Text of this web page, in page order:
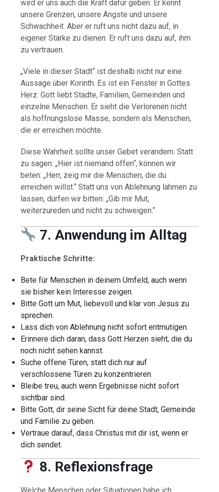
wird er uns auch die Kraft dafür geben. Er kennt
unsere Grenzen, unsere Ängste und unsere
Schwachheit. Aber er ruft uns nicht dazu auf, in
eigener Stärke zu dienen. Er ruft uns dazu auf, ihm
zu vertrauen.
„Viele in dieser Stadt“ ist deshalb nicht nur eine
Aussage über Korinth. Es ist ein Fenster in Gottes
Herz. Gott liebt Städte, Familien, Gemeinden und
einzelne Menschen. Er sieht die Verlorenen nicht
als hoffnungslose Masse, sondern als Menschen,
die er erreichen möchte.
Diese Wahrheit sollte unser Gebet verändern. Statt
zu sagen: „Hier ist niemand offen“, können wir
beten: „Herr, zeig mir die Menschen, die du
erreichen willst.“ Statt uns von Ablehnung lähmen zu
lassen, dürfen wir bitten: „Gib mir Mut,
weiterzureden und nicht zu schweigen.“
7. Anwendung im Alltag
Praktische Schritte:
Bete für Menschen in deinem Umfeld, auch wenn
sie bisher kein Interesse zeigen.
Bitte Gott um Mut, liebevoll und klar von Jesus zu
sprechen.
Lass dich von Ablehnung nicht sofort entmutigen.
Erinnere dich daran, dass Gott Herzen sieht, die du
noch nicht sehen kannst.
Suche offene Türen, statt dich nur auf
verschlossene Türen zu konzentrieren.
Bleibe treu, auch wenn Ergebnisse nicht sofort
sichtbar sind.
Bitte Gott, dir seine Sicht für deine Stadt, Gemeinde
und Familie zu geben.
Vertraue darauf, dass Christus mit dir ist, wenn er
dich sendet.
8. Reflexionsfrage